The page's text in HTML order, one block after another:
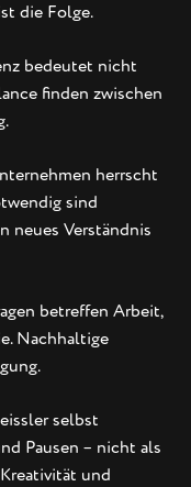
die Folge.
bedeutet nicht
finden zwischen
herrscht
sind
neues Verständnis
betreffen Arbeit,
Nachhaltige
selbst
Pausen – nicht als
und